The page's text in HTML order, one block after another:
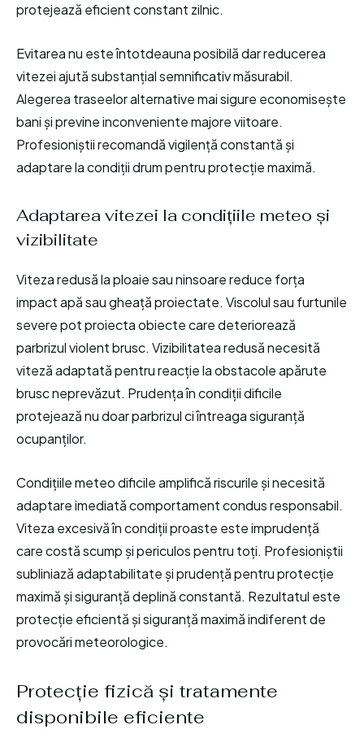
protejează eficient constant zilnic.
Evitarea nu este întotdeauna posibilă dar reducerea
vitezei ajută substanțial semnificativ măsurabil.
Alegerea traseelor alternative mai sigure economisește
bani și previne inconveniente majore viitoare.
Profesioniștii recomandă vigilență constantă și
adaptare la condiții drum pentru protecție maximă.
Adaptarea vitezei la condițiile meteo și
vizibilitate
Viteza redusă la ploaie sau ninsoare reduce forța
impact apă sau gheață proiectate. Viscolul sau furtunile
severe pot proiecta obiecte care deteriorează
parbrizul violent brusc. Vizibilitatea redusă necesită
viteză adaptată pentru reacție la obstacole apărute
brusc neprevăzut. Prudența în condiții dificile
protejează nu doar parbrizul ci întreaga siguranță
ocupanților.
Condițiile meteo dificile amplifică riscurile și necesită
adaptare imediată comportament condus responsabil.
Viteza excesivă în condiții proaste este imprudență
care costă scump și periculos pentru toți. Profesioniștii
subliniază adaptabilitate și prudență pentru protecție
maximă și siguranță deplină constantă. Rezultatul este
protecție eficientă și siguranță maximă indiferent de
provocări meteorologice.
Protecție fizică și tratamente
disponibile eficiente